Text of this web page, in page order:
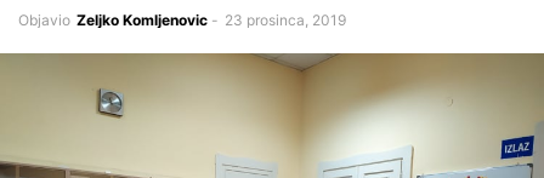
Objavio Zeljko Komljenovic - 23 prosinca, 2019